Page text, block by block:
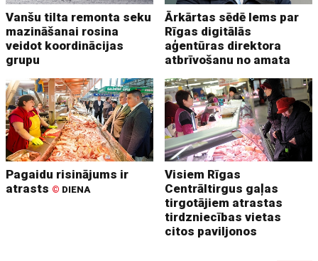
Vanšu tilta remonta seku
mazināšanai rosina
veidot koordinācijas
grupu
Ārkārtas sēdē lems par
Rīgas digitālās
aģentūras direktora
atbrīvošanu no amata
Pagaidu risinājums ir
atrasts © DIENA
Visiem Rīgas
Centrāltirgus gaļas
tirgotājiem atrastas
tirdzniecības vietas
citos paviljonos